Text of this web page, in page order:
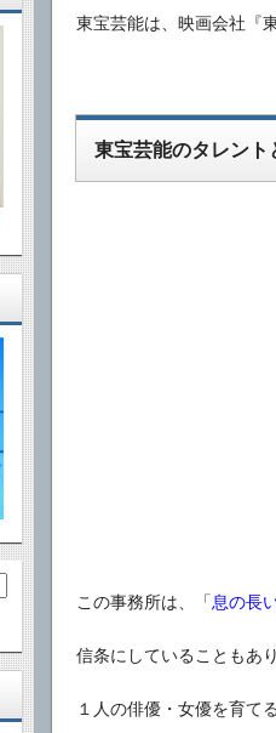
東宝芸能は、映画会社『
東宝芸能のタレント
この事務所は、「息の長
信条にしていることもあり
１人の俳優・女優を育て